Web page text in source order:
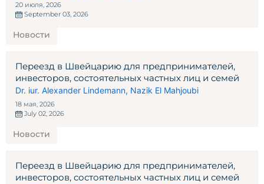
20 июля, 2026
September 03, 2026
Новости
Переезд в Швейцарию для предпринимателей,
инвесторов, состоятельных частных лиц и семей
Dr. iur. Alexander Lindemann, Nazik El Mahjoubi
18 мая, 2026
July 02, 2026
Новости
Переезд в Швейцарию для предпринимателей,
инвесторов, состоятельных частных лиц и семей